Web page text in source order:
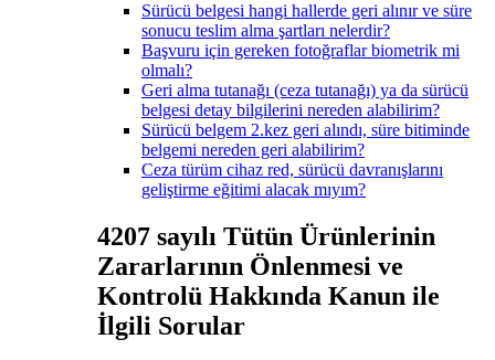
Sürücü belgesi hangi hallerde geri alınır ve süre
sonucu teslim alma şartları nelerdir?
Başvuru için gereken fotoğraflar biometrik mi
olmalı?
Geri alma tutanağı (ceza tutanağı) ya da sürücü
belgesi detay bilgilerini nereden alabilirim?
Sürücü belgem 2.kez geri alındı, süre bitiminde
belgemi nereden geri alabilirim?
Ceza türüm cihaz red, sürücü davranışlarını
geliştirme eğitimi alacak mıyım?
4207 sayılı Tütün Ürünlerinin
Zararlarının Önlenmesi ve
Kontrolü Hakkında Kanun ile
İlgili Sorular